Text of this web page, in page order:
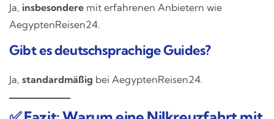
Ja, insbesondere mit erfahrenen Anbietern wie
AegyptenReisen24.
Gibt es deutschsprachige Guides?
Ja, standardmäßig bei AegyptenReisen24.